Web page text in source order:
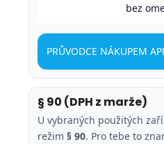
bez
PRŮVODCE NÁKUPEM
§ 90 (DPH z marže)
U vybraných použitých
režim § 90. Pro tebe to